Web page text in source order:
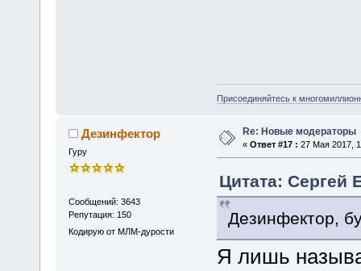
Присоединяйтесь к
Дезинфектор
Гуру
Сообщений: 3643
Репутация: 150
Кодирую от МЛМ-дурости
Re: Новые модераторы
« Ответ #17 : 27 Мая 2017,
Цитата: Сергей
Дезинфектор,
Я лишь